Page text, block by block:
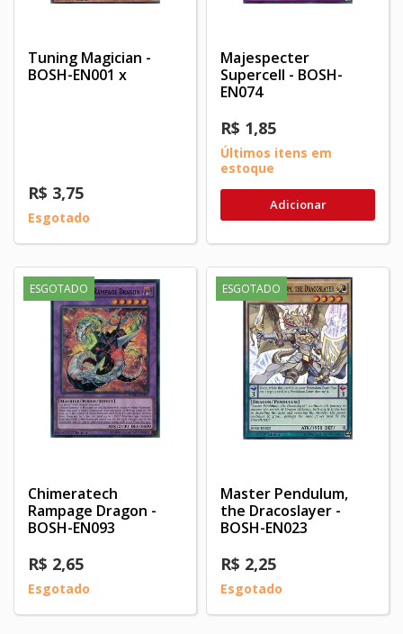
Tuning Magician -
BOSH-EN001 x
R$ 3,75
Esgotado
Majespecter
Supercell - BOSH-
EN074
R$ 1,85
Últimos itens em
estoque
Adicionar
ESGOTADO
Chimeratech
Rampage Dragon -
BOSH-EN093
R$ 2,65
Esgotado
ESGOTADO
Master Pendulum,
the Dracoslayer -
BOSH-EN023
R$ 2,25
Esgotado